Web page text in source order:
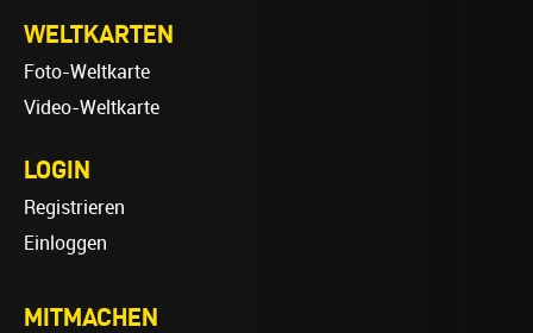
WELTKARTEN
Foto-Weltkarte
Video-Weltkarte
LOGIN
Registrieren
Einloggen
MITMACHEN